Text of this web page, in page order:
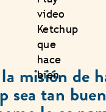
video
Ketchup
que
hace
bien
misión de
sea tan